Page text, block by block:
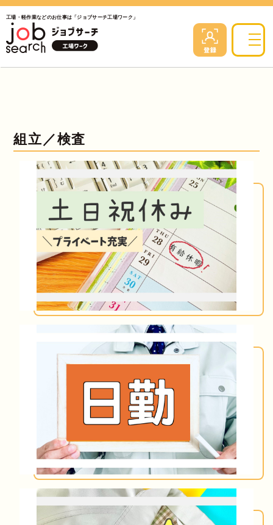
工場・軽作業などのお仕事は「ジョブサーチ工場ワーク」
組立／検査